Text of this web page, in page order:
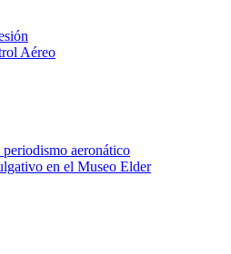
Aéreo
aeronático
en el Museo Elder